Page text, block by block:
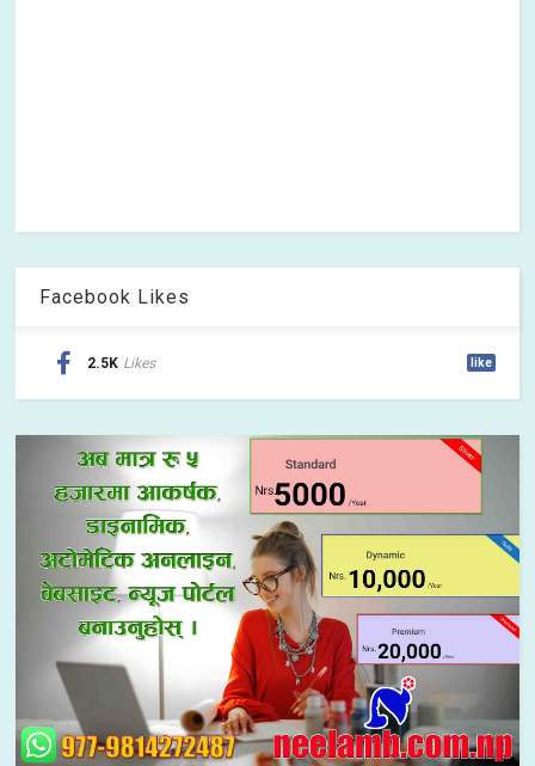
Facebook Likes
2.5K Likes like